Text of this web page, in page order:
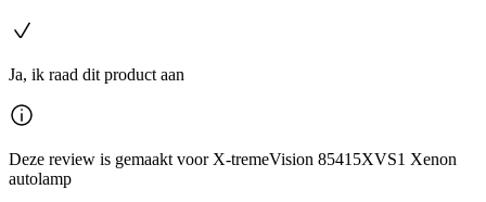
Ja, ik raad dit product aan
Deze review is gemaakt voor X-tremeVision 85415XVS1 Xenon
autolamp